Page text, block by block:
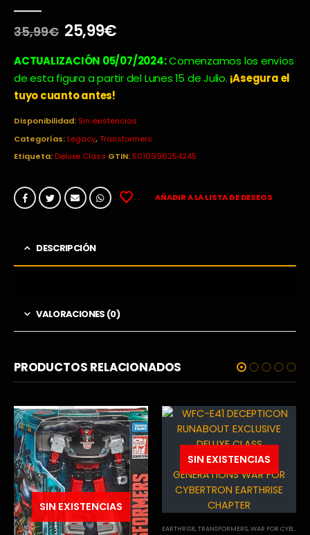
35,99€ El
precio
original
era:
35,99€.
25,99€El
actual
es:
ACTUALIZACIÓN 05/07/2024:Comenzamos los envíos
de esta figura a partir del Lunes 15 de Julio. ¡Asegura el
tuyo cuanto antes!
Disponibilidad: Sin existencias
Categorías:Legacy,Transformers
Etiqueta:Deluxe Class GTIN:5010996254245
AÑADIR A LA LISTA DE DESEOS
DESCRIPCIÓN
VALORACIONES (0)
PRODUCTOS RELACIONADOS
SIN EXISTENCIAS
SIN EXISTENCIAS
EARTHRISE,TRANSFORMERS,WAR FOR CYBERTRON TRILOGY